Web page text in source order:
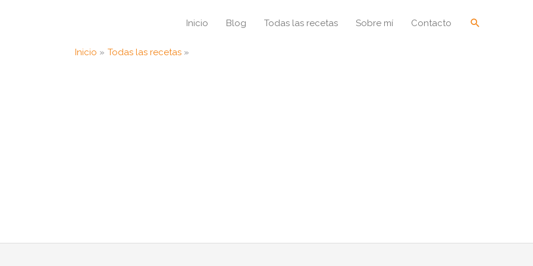
Inicio Blog Todas las recetas Sobre mí Contacto Buscar
Inicio Todas las recetas